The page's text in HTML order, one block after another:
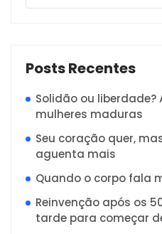
Posts Recentes
Solidão ou
mulheres maduras
Seu coração quer,
aguenta mais
Quando o corpo fala
Reinvenção após os
tarde para começar